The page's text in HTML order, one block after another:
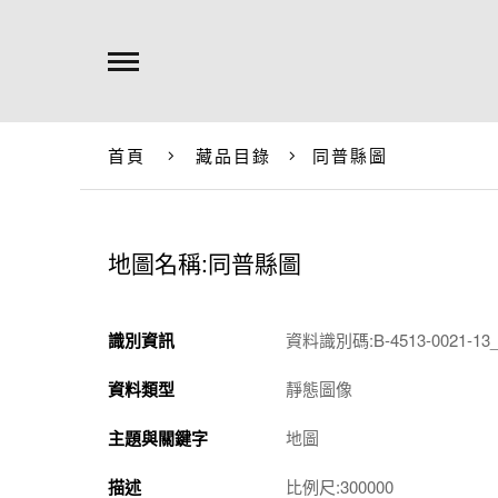
首頁 藏品目錄 同普縣圖
地圖名稱:同普縣圖
識別資訊 資料識別碼:B-4513-0021-
資料類型 靜態圖像
主題與關鍵字 地圖
描述 比例尺:300000